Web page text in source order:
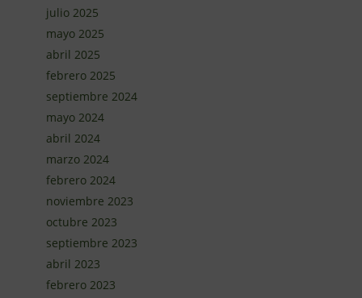
julio 2025
mayo 2025
abril 2025
febrero 2025
septiembre 2024
mayo 2024
abril 2024
marzo 2024
febrero 2024
noviembre 2023
octubre 2023
septiembre 2023
abril 2023
febrero 2023